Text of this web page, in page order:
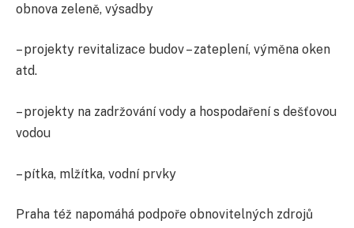
obnova zeleně, výsadby
– projekty revitalizace budov – zateplení, výměna oken
atd.
– projekty na zadržování vody a hospodaření s dešťovou
vodou
– pítka, mlžítka, vodní prvky
Praha též napomáhá podpoře obnovitelných zdrojů